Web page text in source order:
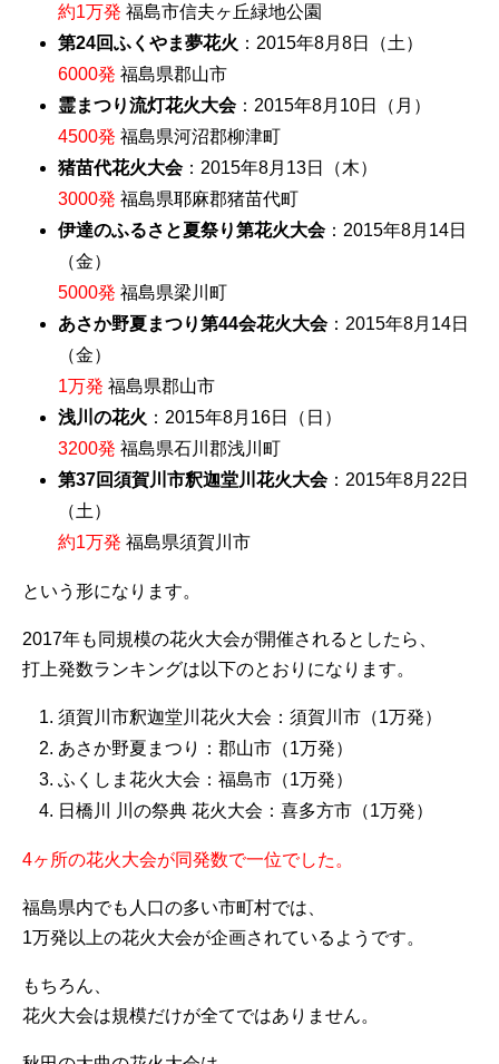
約1万発 福島市信夫ヶ丘緑地公園
第24回ふくやま夢花火 ：2015年8月8日（土）
6000発 福島県郡山市
霊まつり流灯花火大会：2015年8月10日（月）
4500発 福島県河沼郡柳津町
猪苗代花火大会：2015年8月13日（木）
3000発 福島県耶麻郡猪苗代町
伊達のふるさと夏祭り第花火大会：2015年8月14日
（金）
5000発 福島県梁川町
あさか野夏まつり第44会花火大会：2015年8月14日
（金）
1万発 福島県郡山市
浅川の花火 ：2015年8月16日（日）
3200発 福島県石川郡浅川町
第37回須賀川市釈迦堂川花火大会：2015年8月22日
（土）
約1万発 福島県須賀川市
という形になります。
2017年も同規模の花火大会が開催されるとしたら、
打上発数ランキングは以下のとおりになります。
須賀川市釈迦堂川花火大会：須賀川市（1万発）
あさか野夏まつり：郡山市（1万発）
ふくしま花火大会：福島市（1万発）
日橋川 川の祭典 花火大会：喜多方市（1万発）
4ヶ所の花火大会が同発数で一位でした。
福島県内でも人口の多い市町村では、
1万発以上の花火大会が企画されているようです。
もちろん、
花火大会は規模だけが全てではありません。